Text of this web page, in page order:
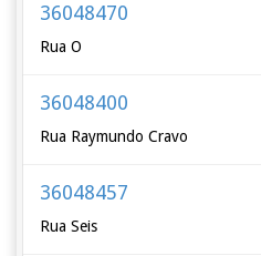
36048470
Rua O
36048400
Rua Raymundo Cravo
36048457
Rua Seis